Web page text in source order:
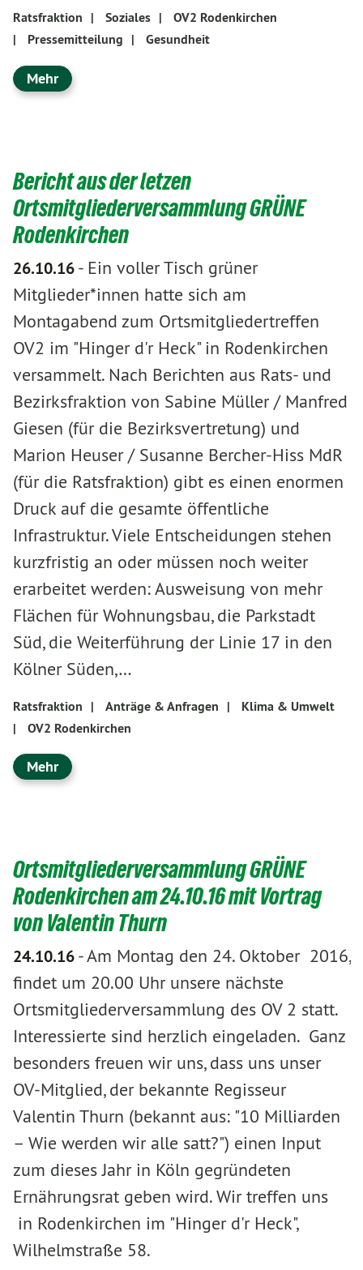
Ratsfraktion | Soziales |
OV2 Rodenkirchen
|
Pressemitteilung | Gesundheit
Mehr
Bericht aus der letzen
Ortsmitgliederversammlung GRÜNE
Rodenkirchen
26.10.16- Ein voller Tisch grüner
Mitglieder*innen hatte sich am
Montagabend zum Ortsmitgliedertreffen
OV2 im "Hinger d'r Heck" in Rodenkirchen
versammelt. Nach Berichten aus Rats- und
Bezirksfraktion von Sabine Müller / Manfred
Giesen (für die Bezirksvertretung) und
Marion Heuser / Susanne Bercher-Hiss MdR
(für die Ratsfraktion) gibt es einen enormen
Druck auf die gesamte öffentliche
Infrastruktur. Viele Entscheidungen stehen
kurzfristig an oder müssen noch weiter
erarbeitet werden: Ausweisung von mehr
Flächen für Wohnungsbau, die Parkstadt
Süd, die Weiterführung der Linie 17 in den
Kölner Süden,…
Ratsfraktion | Anträge & Anfragen |
Klima & Umwelt
|
OV2 Rodenkirchen
Mehr
Ortsmitgliederversammlung GRÜNE
Rodenkirchen am 24.10.16 mit Vortrag
von Valentin Thurn
24.10.16-Am Montag den 24. Oktober 2016,
findet um 20.00 Uhr unsere nächste
Ortsmitgliederversammlung des OV 2 statt.
Interessierte sind herzlich eingeladen. Ganz
besonders freuen wir uns, dass uns unser
OV-Mitglied, der bekannte Regisseur
Valentin Thurn (bekannt aus: "10 Milliarden
– Wie werden wir alle satt?") einen Input
zum dieses Jahr in Köln gegründeten
Ernährungsrat geben wird. Wir treffen uns
in Rodenkirchen im "Hinger d'r Heck",
Wilhelmstraße 58.